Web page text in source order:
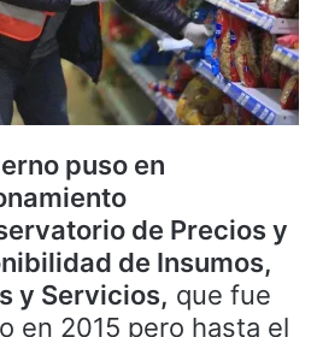
puso en
de Precios y
de Insumos,
y Servicios, que fue
en 2015 pero hasta el